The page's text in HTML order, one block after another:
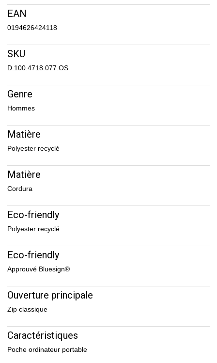
EAN
0194626424118
SKU
D.100.4718.077.OS
Genre
Hommes
Matière
Polyester recyclé
Matière
Cordura
Eco-friendly
Polyester recyclé
Eco-friendly
Approuvé Bluesign®
Ouverture principale
Zip classique
Caractéristiques
Poche ordinateur portable